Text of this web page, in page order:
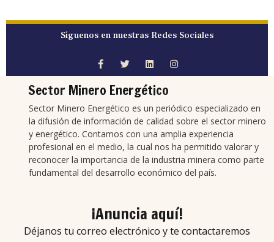
Síguenos en nuestras Redes Sociales
Sector Minero Energético
Sector Minero Energético es un periódico especializado en
la difusión de información de calidad sobre el sector minero
y energético. Contamos con una amplia experiencia
profesional en el medio, la cual nos ha permitido valorar y
reconocer la importancia de la industria minera como parte
fundamental del desarrollo económico del país.
¡Anuncia aquí!
Déjanos tu correo electrónico y te contactaremos